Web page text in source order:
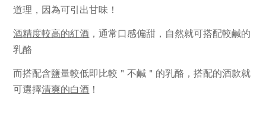
道理，因為可引出甘味！
酒精度較高的紅酒 ，通常口感偏甜，自然就可搭配較鹹的
乳酪
而搭配含鹽量較低即比較＂不鹹 ＂ 的乳酪，搭配的酒款就
可選擇清爽的白酒 ！